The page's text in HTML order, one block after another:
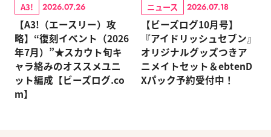
A3! 2026.07.26
【A3!（エースリー）攻
略】“復刻イベント（2026
年7月）”★スカウト旬キ
ャラ絡みのオススメユニ
ット編成【ビーズログ.co
m】
ニュース 2026.07.18
【ビーズログ10月号】
『アイドリッシュセブン』
オリジナルグッズつきア
ニメイトセット＆ebtenD
Xパック予約受付中！